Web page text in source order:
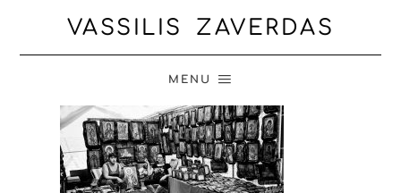
VASSILIS ZAVERDAS
MENU